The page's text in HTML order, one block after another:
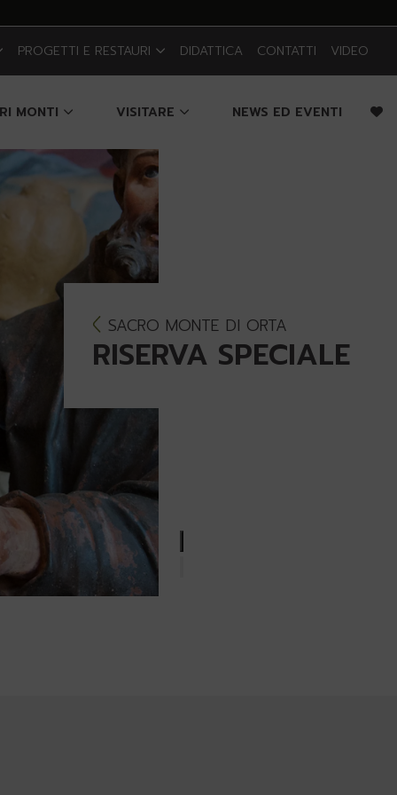
PROGETTI E RESTAURI DIDATTICA CONTATTI VIDEO
MONTI VISITARE NEWS ED EVENTI
SACRO MONTE DI ORTA
RISERVA SPECIALE